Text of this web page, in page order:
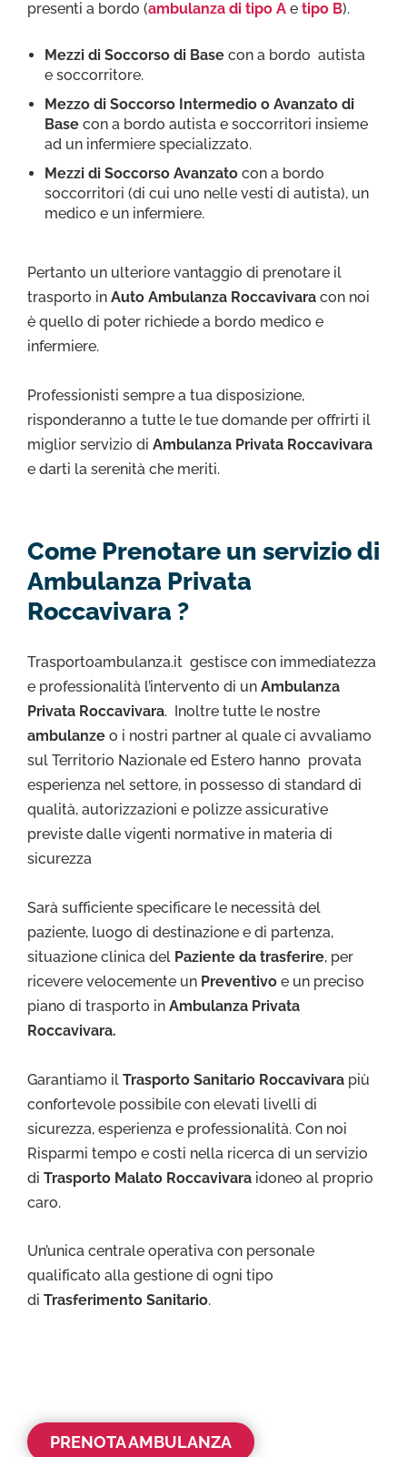
presenti a bordo (ambulanza di tipo A e tipo B).
Mezzi di Soccorso di Basecon a bordo autista
e soccorritore.
Mezzo di Soccorso Intermedio o Avanzato di
Basecon a bordo autista e soccorritori insieme
ad un infermiere specializzato.
Mezzi di Soccorso Avanzatocon a bordo
soccorritori (di cui uno nelle vesti di autista), un
medico e un infermiere.
Pertanto un ulteriore vantaggio di prenotare il
trasporto in Auto Ambulanza Roccavivara con noi
è quello di poter richiede a bordo medico e
infermiere.
Professionisti sempre a tua disposizione,
risponderanno a tutte le tue domande per offrirti il
miglior servizio di Ambulanza Privata Roccavivara
e darti la serenità che meriti.
Come Prenotare un servizio di
Ambulanza Privata
Roccavivara ?
Trasportoambulanza.it gestisce con immediatezza
e professionalità l’intervento di un Ambulanza
Privata Roccavivara. Inoltre tutte le nostre
ambulanze o i nostri partner al quale ci avvaliamo
sul Territorio Nazionale ed Estero hanno provata
esperienza nel settore, in possesso di standard di
qualità, autorizzazioni e polizze assicurative
previste dalle vigenti normative in materia di
sicurezza
Sarà sufficiente specificare le necessità del
paziente, luogo di destinazione e di partenza,
situazione clinica del Paziente da trasferire, per
ricevere velocemente un Preventivo e un preciso
piano di trasporto in Ambulanza Privata
Roccavivara.
Garantiamo il Trasporto Sanitario Roccavivara più
confortevole possibile con elevati livelli di
sicurezza, esperienza e professionalità. Con noi
Risparmi tempo e costi nella ricerca di un servizio
di Trasporto Malato Roccavivara idoneo al proprio
caro.
Un’unica centrale operativa con personale
qualificato alla gestione di ogni tipo
di Trasferimento Sanitario.
PRENOTA AMBULANZA